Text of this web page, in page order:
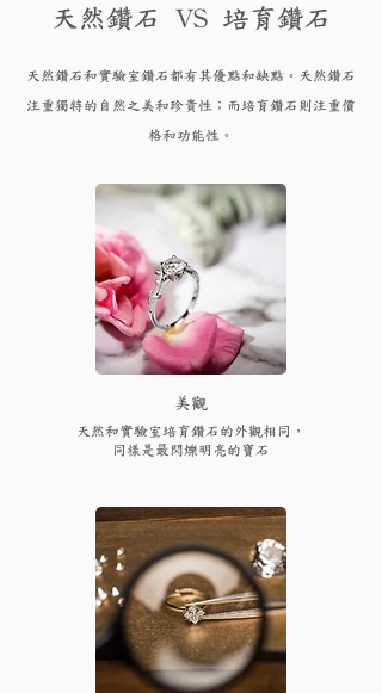
天然鑽石 VS 培育鑽石
天然鑽石和實驗室鑽石都有其優點和缺點。天然鑽石
注重獨特的自然之美和珍貴性；而培育鑽石則注重價
格和功能性。
​美觀
天然和實驗室培育鑽石的外觀相同，
同樣是最閃爍明亮的寶石